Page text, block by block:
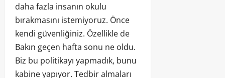
daha fazla insanın okulu
bırakmasını istemiyoruz. Önce
kendi güvenliğiniz. Özellikle de
Bakın geçen hafta sonu ne oldu.
Biz bu politikayı yapmadık, bunu
kabine yapıyor. Tedbir almaları